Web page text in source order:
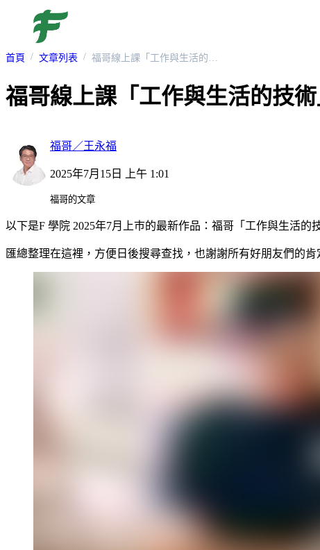
首頁 文章列表 福哥線上課「工作與生活的技術」，推薦心得與連結集
福哥線上課「工作與生活的技
福哥／王永福
2025年7月15日 上午 1:01
福哥的文章
以下是F 學院 2025年7月上巿的最新作品：福哥「工作與生活的
匯總整理在這裡，方便日後搜尋查找，也謝謝所有好朋友們的